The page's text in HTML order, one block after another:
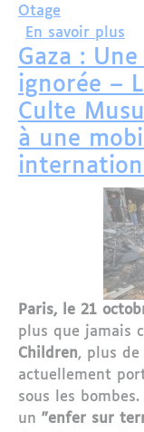
Otage
En savoir plus
Gaza :
ignorée –
Culte
à une
Paris, le 21
plus que jamais
Children, plus
actuellement
sous les
un "enfer sur